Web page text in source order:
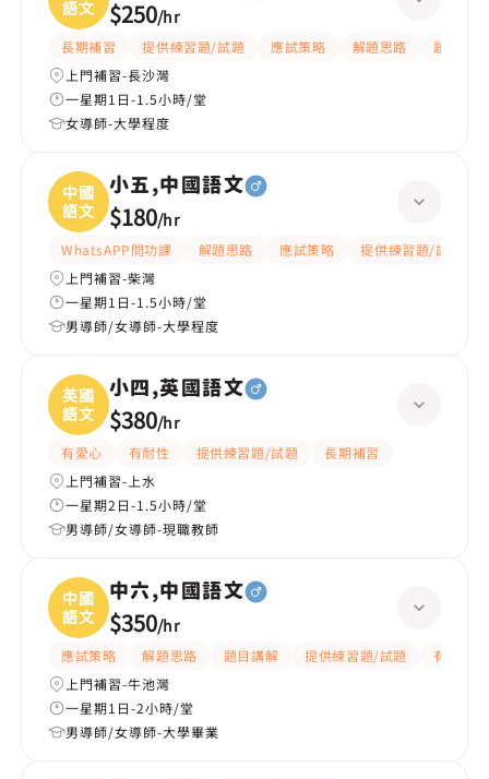
語文
$250/hr
長期補習 提供練習題/試題 應試策略 解題思路
題目講解
上門補習-長沙灣
一星期1日-1.5小時/堂
女導師-大學程度
中國
語文
小五,中國語文
$180/hr
WhatsAPP問功課 解題思路 應試策略
提供練習題/試題
上門補習-柴灣
一星期1日-1.5小時/堂
男導師/女導師-大學程度
英國
語文
小四,英國語文
$380/hr
有愛心 有耐性 提供練習題/試題
長期補習
上門補習-上水
一星期2日-1.5小時/堂
男導師/女導師-現職教師
中國
語文
中六,中國語文
$350/hr
應試策略 解題思路 題目講解 提供練習題/試題
有耐性
上門補習-牛池灣
一星期1日-2小時/堂
男導師/女導師-大學畢業